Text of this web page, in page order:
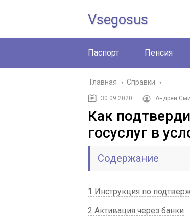
Vsegosus
Паспорт Пенсия
Главная › Справки ›
30.09.2020 Андрей
Как
госуслуг в
Содержание
1 Инструкция по
2 Активация через банки